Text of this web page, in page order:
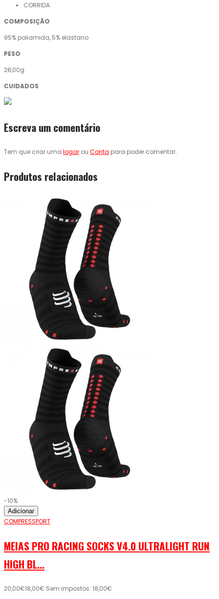
CORRIDA
COMPOSIÇÃO
95% poliamida, 5% elastano
PESO
28,00g
CUIDADOS
Escreva um comentário
Tem que criar uma logar ou Conta para poder comentar.
Produtos relacionados
-10%
Adicionar
COMPRESSPORT
MEIAS PRO RACING SOCKS V4.0 ULTRALIGHT RUN
HIGH BL...
20,00€18,00€ Sem impostos: 18,00€